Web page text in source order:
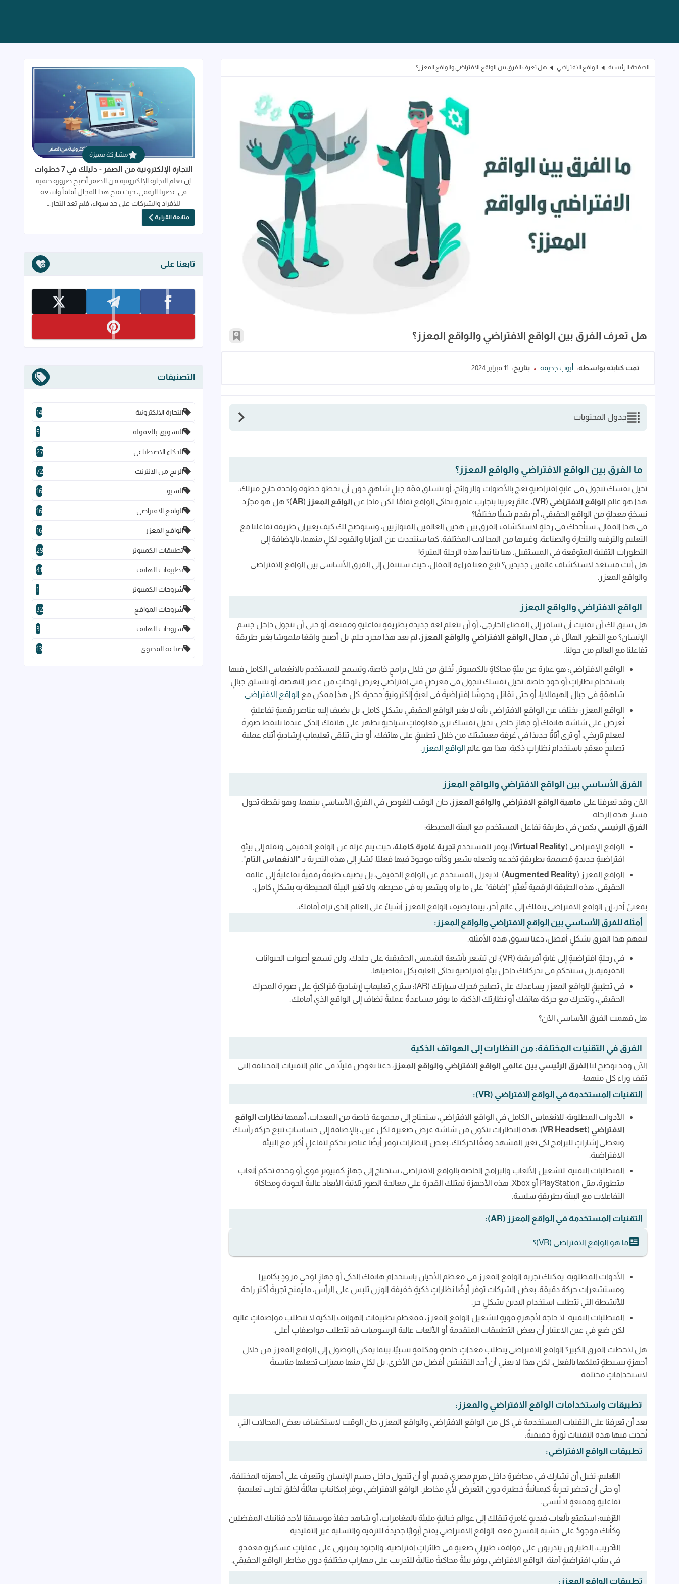
الصفحة الرئيسية الواقع الافتراضي هل تعرف الفرق بين الواقع الافتراضي والواقع المعزز؟
هل تعرف الفرق بين الواقع الافتراضي والواقع المعزز؟
هل تعرف الفرق بين الواقع الافتراضي والواقع المعزز؟ أضف إلى العلامات المرجعية
تمت كتابته بواسطة: أيوب جحيمة بتاريخ: 11 فبراير 2024
جدول المحتويات
الفرق الأساسي بين الواقع الافتراضي والواقع المعزز
الفرق في التقنيات المختلفة: من النظارات إلى الهواتف الذكية
تطبيقات واستخدامات الواقع الافتراضي والمعزز:
إيجابيات وسلبيات الواقع الافتراضي والمعزز
مستقبل الواقع الافتراضي والواقع المعزز: إطلالة على عالمٍ قادم
أسئلة شائعة حول الواقع الافتراضي والواقع المعزز:
ما الفرق بين الواقع الافتراضي والواقع المعزز؟
تخيل نفسك تتجول في غابةٍ افتراضيةٍ تعج بالأصوات والروائح، أو تتسلق قمّة جبلٍ شاهقٍ دون أن تخطو خطوة واحدة خارج منزلك.
هذا هو عالم الواقع الافتراضي (
VR)، عالمٌ يغرينا بتجارب غامرةٍ تحاكي الواقع تمامًا. لكن ماذا عن الواقع المعزز (
AR)؟ هل هو مجرّد
نسخةٍ معدلةٍ من الواقع الحقيقي، أم يقدم شيئًا مختلفًا؟
في هذا المقال، سنأخذك في رحلةٍ لاستكشاف الفرق بين هذين العالمين المتوازيين، وسنوضح لك كيف يغيران طريقة تفاعلنا مع
التعليم والترفيه والتجارة والصناعة، وغيرها من المجالات المختلفة. كما سنتحدث عن المزايا والقيود لكلٍ منهما، بالإضافة إلى
التطورات التقنية المتوقعة في المستقبل. هيا بنا نبدأ هذه الرحلة المثيرة!
هل أنت مستعد لاستكشاف عالمين جديدين؟ تابع معنا قراءة المقال، حيث سننتقل إلى الفرق الأساسي بين الواقع الافتراضي
والواقع المعزز.
الواقع الافتراضي والواقع المعزز
هل سبق لك أن تمنيت أن تسافر إلى الفضاء الخارجي، أو أن تتعلم لغة جديدة بطريقةٍ تفاعليةٍ وممتعة، أو حتى أن تتجول داخل جسم
الإنسان؟ مع التطور الهائل في مجال الواقع الافتراضي والواقع المعزز، لم يعد هذا مجرد حلم، بل أصبح واقعًا ملموسًا يغير طريقة
تفاعلنا مع العالم من حولنا.
الواقع الافتراضي: هو عبارة عن بيئةٍ محاكاةٍ بالكمبيوتر، تُخلق من خلال برامجٍ خاصة، وتسمح للمستخدم بالانغماس الكامل فيها
باستخدام نظاراتٍ أو خوذٍ خاصة. تخيل نفسك تتجول في معرضٍ فنيٍ افتراضيٍ يعرض لوحاتٍ من عصر النهضة، أو تتسلق جبالٍ
شاهقةٍ في جبال الهيمالايا، أو حتى تقاتل وحوشًا افتراضيةً في لعبةٍ إلكترونيةٍ ححدية. كل هذا ممكن مع الواقع الافتراضي.
الواقع المعزز: يختلف عن الواقع الافتراضي بأنه لا يغير الواقع الحقيقي بشكلٍ كامل، بل يضيف إليه عناصر رقميةٍ تفاعليةٍ
تُعرض على شاشة هاتفك أو جهازٍ خاص. تخيل نفسك ترى معلوماتٍ سياحيةٍ تظهر على هاتفك الذكي عندما تلتقط صورةً
لمعلمٍ تاريخي، أو ترى أثاثًا جديدًا في غرفة معيشتك من خلال تطبيقٍ على هاتفك، أو حتى تتلقى تعليماتٍ إرشاديةٍ أثناء عملية
تصليحٍ معقدٍ باستخدام نظاراتٍ ذكية. هذا هو عالم الواقع المعزز .
الفرق الأساسي بين الواقع الافتراضي والواقع المعزز
الآن وقد تعرفنا على ماهية الواقع الافتراضي والواقع المعزز، حان الوقت للغوص في الفرق الأساسي بينهما، وهو نقطة تحول
مسار هذه الرحلة:
الفرق الرئيسي يكمن في طريقة تفاعل المستخدم مع البيئة المحيطة:
الواقع الإفتراضي (Virtual Reality): يوفر للمستخدم تجربة غامرة كاملة، حيث يتم عزله عن الواقع الحقيقي ونقله إلى بيئةٍ
افتراضيةٍ جديدةٍ مُصممة بطريقةٍ تخدعه وتجعله يشعر وكأنه موجودٌ فيها فعليًا. يُشار إلى هذه التجربة بـ "الانغماس التام".
الواقع المعزز (Augmented Reality): لا يعزل المستخدم عن الواقع الحقيقي، بل يضيف طبقةً رقميةً تفاعليةً إلى عالمه
الحقيقي. هذه الطبقة الرقمية تُعْتَبِر "إضافة" على ما يراه ويشعر به في محيطه، ولا تغير البيئة المحيطة به بشكلٍ كامل.
بمعنىً آخر، إن الواقع الافتراضي ينقلك إلى عالمٍ آخر، بينما يضيف الواقع المعزز أشياءً على العالم الذي تراه أمامك.
أمثلة للفرق الأساسي بين الواقع الافتراضي والواقع المعزز:
لنفهم هذا الفرق بشكلٍ أفضل، دعنا نسوق هذه الأمثلة:
في رحلةٍ افتراضيةٍ إلى غابةٍ أفريقية (VR): لن تشعر بأشعة الشمس الحقيقية على جلدك، ولن تسمع أصوات الحيوانات
الحقيقية، بل ستتحكم في تحركاتك داخل بيئةٍ افتراضيةٍ تحاكي الغابة بكل تفاصيلها.
في تطبيقٍ للواقع المعزز يساعدك على تصليح مُحرك سيارتك (AR): سترى تعليماتٍ إرشاديةٍ مُتراكبةٍ على صورة المحرك
الحقيقي، وتتحرك مع حركة هاتفك أو نظارتك الذكية، ما يوفر مساعدةً عمليةً تضاف إلى الواقع الذي أمامك.
هل فهمت الفرق الأساسي الآن؟
الفرق في التقنيات المختلفة: من النظارات إلى الهواتف الذكية
الآن وقد توضح لنا الفرق الرئيسي بين عالمي الواقع الافتراضي والواقع المعزز، دعنا نغوص قليلاً في عالم التقنيات المختلفة التي
تقف وراء كل منهما:
التقنيات المستخدمة في الواقع الافتراضي (VR):
الأدوات المطلوبة: للانغماس الكامل في الواقع الافتراضي، ستحتاج إلى مجموعة خاصة من المعدات، أهمها نظارات الواقع
الافتراضي (
VR Headset). هذه النظارات تتكون من شاشة عرض صغيرة لكل عين، بالإضافة إلى حساساتٍ تتبع حركة رأسك
وتعطي إشاراتٍ للبرامج لكي تغير المشهد وفقًا لحركتك. بعض النظارات توفر أيضًا عناصر تحكمٍ لتفاعلٍ أكبر مع البيئة
الافتراضية.
المتطلبات التقنية: لتشغيل الألعاب والبرامج الخاصة بالواقع الافتراضي، ستحتاج إلى جهازٍ كمبيوترٍ قويٍ أو وحدة تحكم ألعاب
متطورة، مثل PlayStation أو Xbox. هذه الأجهزة تمتلك القدرة على معالجة الصور ثلاثية الأبعاد عالية الجودة ومحاكاة
التفاعلات مع البيئة بطريقةٍ سلسة.
التقنيات المستخدمة في الواقع المعزز (AR):
ما هو الواقع الافتراضي (VR)؟
الأدوات المطلوبة: يمكنك تجربة الواقع المعزز في معظم الأحيان باستخدام هاتفك الذكي أو جهازٍ لوحيٍ مزودٍ بكاميرا
ومستشعرات حركة دقيقة. بعض الشركات توفر أيضًا نظاراتٍ ذكيةٍ خفيفة الوزن تلبس على الرأس، ما يمنح تجربةً أكثر راحة
للأنشطة التي تتطلب استخدام اليدين بشكلٍ حر.
المتطلبات التقنية: لا حاجة لأجهزةٍ قويةٍ لتشغيل الواقع المعزز، فمعظم تطبيقات الهواتف الذكية لا تتطلب مواصفاتٍ عالية.
لكن ضع في عين الاعتبار أن بعض التطبيقات المتقدمة أو الألعاب عالية الرسوميات قد تتطلب مواصفاتٍ أعلى.
هل لاحظت الفرق الكبير؟ الواقع الافتراضي يتطلب معداتٍ خاصةٍ ومكلفةٍ نسبيًا، بينما يمكن الوصول إلى الواقع المعزز من خلال
أجهزةٍ بسيطةٍ تملكها بالفعل. لكن هذا لا يعني أن أحد التقنيتين أفضل من الأخرى، بل لكلٍ منها مميزات تجعلها مناسبةً
لاستخداماتٍ مختلفة.
تطبيقات واستخدامات الواقع الافتراضي والمعزز:
بعد أن تعرفنا على التقنيات المستخدمة في كل من الواقع الافتراضي والواقع المعزز، حان الوقت لاستكشاف بعض المجالات التي
تُحدث فيها هذه التقنيات ثورةً حقيقيةً:
تطبيقات الواقع الافتراضي:
التعليم: تخيل أن تشارك في محاضرةٍ داخل هرمٍ مصريٍ قديم، أو أن تتجول داخل جسم الإنسان وتتعرف على أجهزته المختلفة،
أو حتى أن تحضر تجربةً كيميائيةً خطيرة دون التعرض لأي مخاطر. الواقع الافتراضي يوفر إمكانياتٍ هائلةً لخلق تجارب تعليميةٍ
تفاعليةٍ وممتعةٍ لا تُنسى.
الترفيه: استمتع بألعاب فيديوٍ غامرةٍ تنقلك إلى عوالم خياليةٍ مليئة بالمغامرات، أو شاهد حفلًا موسيقيًا لأحد فنانيك المفضلين
وكأنك موجودٌ على خشبة المسرح معه. الواقع الافتراضي يفتح أبوابًا جديدةً للترفيه والتسلية غير التقليدية.
التدريب: الطيارون يتدربون على مواقف طيرانٍ صعبةٍ في طائراتٍ افتراضية، والجنود يتمرنون على عملياتٍ عسكريةٍ معقدةٍ
في بيئاتٍ افتراضيةٍ آمنة. الواقع الافتراضي يوفر بيئةً محاكيةً مثاليةً للتدريب على مهاراتٍ مختلفةٍ دون مخاطر الواقع الحقيقي.
تطبيقات الواقع المعزز:
قراءة المزيد عن التجارة الإلكترونية من
مشاركة مميزة
التجارة الإلكترونية من الصفر - دليلك في 7 خطوات
إن تعلم التجارة الإلكترونية من الصفر أصبح ضرورة حتمية
في عصرنا الرقمي، حيث فتح هذا المجال آفاقاً واسعة
للأفراد والشركات على حد سواء، فلم تعد التجار…
متابعة القراءة
تابعنا على
تابعنا على facebook تابعنا على telegram تابعنا على x
تابعنا على pinterest
التصنيفات
التجارة الالكترونية 14
التسويق بالعمولة 5
الذكاء الاصطناعي 27
الربح من الانترنت 72
السيو 16
الواقع الافتراضي 16
الواقع المعزز 16
تطبيقات الكمبيوتر 29
تطبيقات الهاتف 41
شروحات الكمبيوتر 1
شروحات المواقع 32
شروحات الهاتف 3
صناعة المحتوى 13